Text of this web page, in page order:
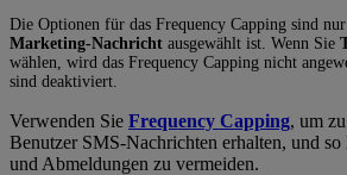
Die Optionen für das Frequency Capping sind
Marketing-Nachricht ausgewählt ist. Wenn Sie
wählen, wird das Frequency Capping nicht
sind deaktiviert.
Verwenden Sie Frequency Capping, um
Benutzer SMS-Nachrichten erhalten, und
und Abmeldungen zu vermeiden.